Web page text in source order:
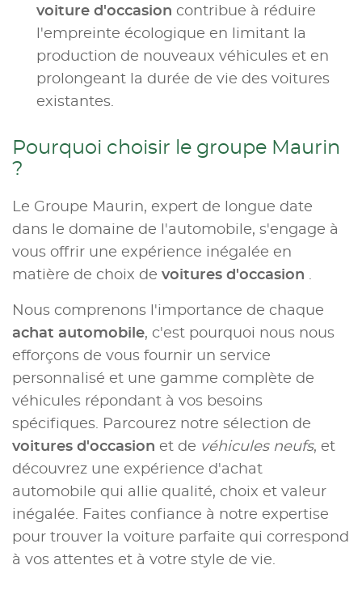
voiture d'occasion contribue à réduire
l'empreinte écologique en limitant la
production de nouveaux véhicules et en
prolongeant la durée de vie des voitures
existantes.
Pourquoi choisir le groupe Maurin
?
Le Groupe Maurin, expert de longue date
dans le domaine de l'automobile, s'engage à
vous offrir une expérience inégalée en
matière de choix de voitures d'occasion .
Nous comprenons l'importance de chaque
achat automobile, c'est pourquoi nous nous
efforçons de vous fournir un service
personnalisé et une gamme complète de
véhicules répondant à vos besoins
spécifiques. Parcourez notre sélection de
voitures d'occasion et de véhicules neufs, et
découvrez une expérience d'achat
automobile qui allie qualité, choix et valeur
inégalée. Faites confiance à notre expertise
pour trouver la voiture parfaite qui correspond
à vos attentes et à votre style de vie.